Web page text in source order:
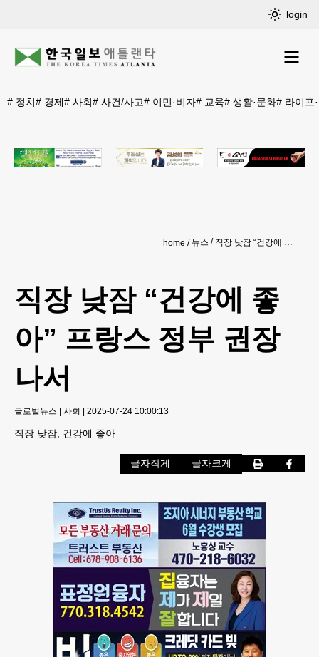
login
# 정치# 경제# 사회# 사건/사고# 이민·비자# 교육# 생활·문화# 라이프
home 뉴스 직장 낮잠 “건강에 좋아” 프랑스 정부 권장 나서
직장 낮잠 “건강에 좋
아” 프랑스 정부 권장
나서
글로벌뉴스 | 사회 | 2025-07-24 10:00:13
직장 낮잠, 건강에 좋아
글자작게 글자크게